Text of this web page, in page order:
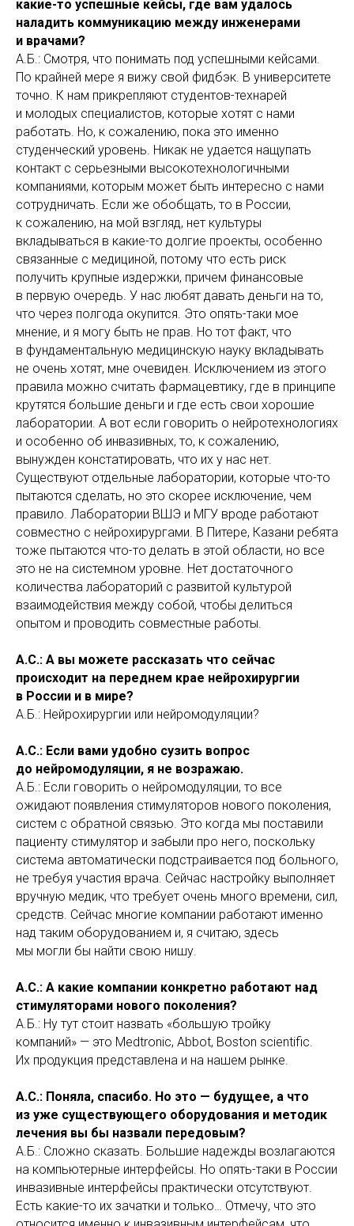
какие-то успешные кейсы, где вам удалось
наладить коммуникацию между инженерами
и врачами?
А.Б.: Смотря, что понимать под успешными кейсами.
По крайней мере я вижу свой фидбэк. В университете
точно. К нам прикрепляют студентов-технарей
и молодых специалистов, которые хотят с нами
работать. Но, к сожалению, пока это именно
студенческий уровень. Никак не удается нащупать
контакт с серьезными высокотехнологичными
компаниями, которым может быть интересно с нами
сотрудничать. Если же обобщать, то в России,
к сожалению, на мой взгляд, нет культуры
вкладываться в какие-то долгие проекты, особенно
связанные с медициной, потому что есть риск
получить крупные издержки, причем финансовые
в первую очередь. У нас любят давать деньги на то,
что через полгода окупится. Это опять-таки мое
мнение, и я могу быть не прав. Но тот факт, что
в фундаментальную медицинскую науку вкладывать
не очень хотят, мне очевиден. Исключением из этого
правила можно считать фармацевтику, где в принципе
крутятся большие деньги и где есть свои хорошие
лаборатории. А вот если говорить о нейротехнологиях
и особенно об инвазивных, то, к сожалению,
вынужден констатировать, что их у нас нет.
Существуют отдельные лаборатории, которые что-то
пытаются сделать, но это скорее исключение, чем
правило. Лаборатории ВШЭ и МГУ вроде работают
совместно с нейрохирургами. В Питере, Казани ребята
тоже пытаются что-то делать в этой области, но все
это не на системном уровне. Нет достаточного
количества лабораторий с развитой культурой
взаимодействия между собой, чтобы делиться
опытом и проводить совместные работы.
А.С.: А вы можете рассказать что сейчас
происходит на переднем крае нейрохирургии
в России и в мире?
А.Б.: Нейрохирургии или нейромодуляции?
А.С.: Если вами удобно сузить вопрос
до нейромодуляции, я не возражаю.
А.Б.: Если говорить о нейромодуляции, то все
ожидают появления стимуляторов нового поколения,
систем с обратной связью. Это когда мы поставили
пациенту стимулятор и забыли про него, поскольку
система автоматически подстраивается под больного,
не требуя участия врача. Сейчас настройку выполняет
вручную медик, что требует очень много времени, сил,
средств. Сейчас многие компании работают именно
над таким оборудованием и, я считаю, здесь
мы могли бы найти свою нишу.
А.С.: А какие компании конкретно работают над
стимуляторами нового поколения?
А.Б.: Ну тут стоит назвать «большую тройку
компаний» — это Medtronic, Abbot, Boston scientific.
Их продукция представлена и на нашем рынке.
А.С.: Поняла, спасибо. Но это — будущее, а что
из уже существующего оборудования и методик
лечения вы бы назвали передовым?
А.Б.: Сложно сказать. Большие надежды возлагаются
на компьютерные интерфейсы. Но опять-таки в России
инвазивные интерфейсы практически отсутствуют.
Есть какие-то их зачатки и только… Отмечу, что это